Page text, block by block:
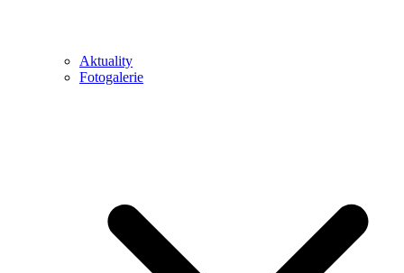
Aktuality
Fotogalerie